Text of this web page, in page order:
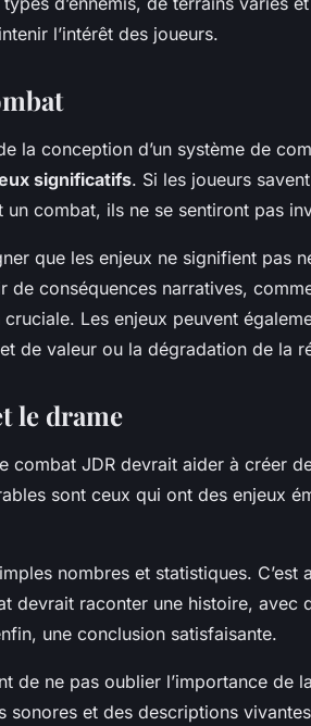
l’intérêt des joueurs.
la conception d’un système de
significatifs. Si les joueurs
un combat, ils ne se sentiront pas
que les enjeux ne signifient pas
de conséquences narratives,
cruciale. Les enjeux peuvent
de valeur ou la dégradation de la
le drame
combat JDR devrait aider à créer
sont ceux qui ont des enjeux
nombres et statistiques. C’est
devrait raconter une histoire, avec
une conclusion satisfaisante.
de ne pas oublier l’importance de
sonores et des descriptions